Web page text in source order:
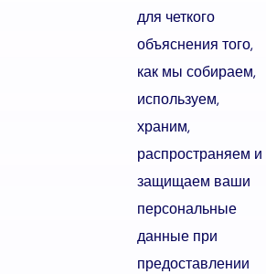
для четкого
объяснения того,
как мы собираем,
используем,
храним,
распространяем и
защищаем ваши
персональные
данные при
предоставлении